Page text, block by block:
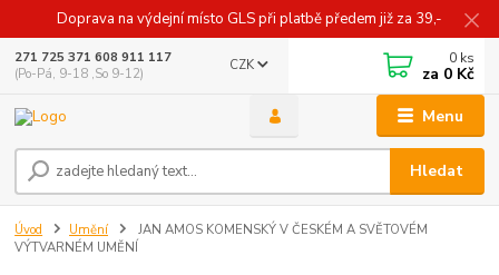
Doprava na výdejní místo GLS při platbě předem již za 39,-
Menu
CZK
Hledat
271 725 371 608 911 117
(Po-Pá, 9-18 ,So 9-12)
0 ks
za 0 Kč
Úvod Umění
JAN AMOS KOMENSKÝ V ČESKÉM A SVĚTOVÉM
VÝTVARNÉM UMĚNÍ